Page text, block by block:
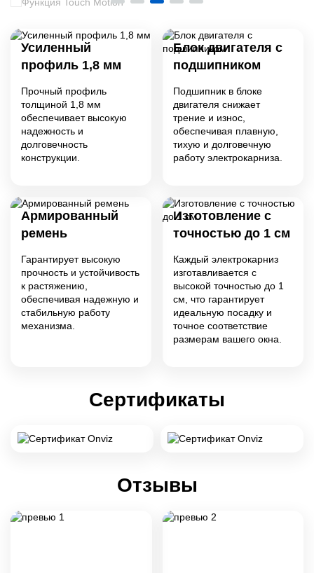
Усиленный
профиль 1,8 мм
Прочный профиль
толщиной 1,8 мм
обеспечивает высокую
надежность и
долговечность
конструкции.
Блок двигателя с
подшипником
Подшипник в блоке
двигателя снижает
трение и износ,
обеспечивая плавную,
тихую и долговечную
работу электрокарниза.
Армированный
ремень
Гарантирует высокую
прочность и устойчивость
к растяжению,
обеспечивая надежную и
стабильную работу
механизма.
Изготовление с
точностью до 1 см
Каждый электрокарниз
изготавливается с
высокой точностью до 1
см, что гарантирует
идеальную посадку и
точное соответствие
размерам вашего окна.
Сертификаты
Отзывы